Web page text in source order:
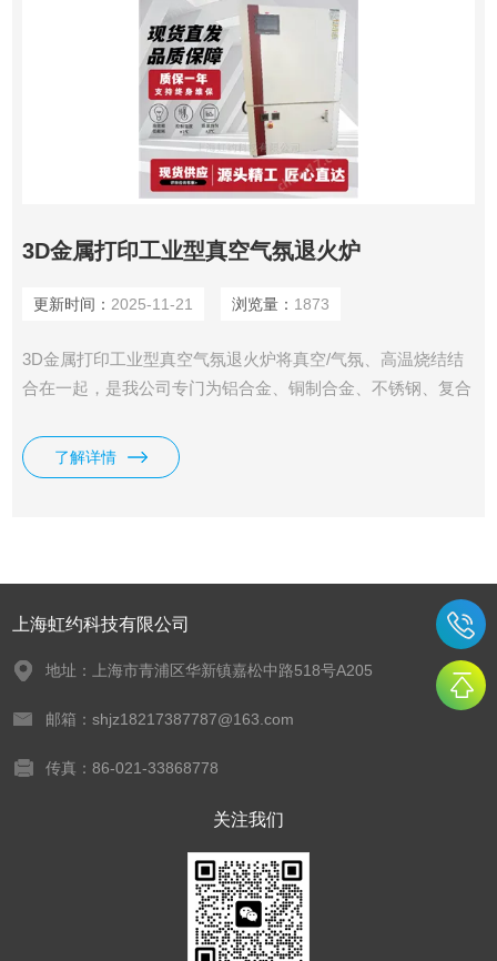
3D金属打印工业型真空气氛退火炉
更新时间： 2025-11-21 浏览量： 1873
3D金属打印工业型真空气氛退火炉将真空/气氛、高温烧结结
合在一起，是我公司专门为铝合金、铜制合金、不锈钢、复合
备具有超高的温场均匀度，精准的控制精度，合理结构及控制
系统设计可以让生产更加安全高效，节省人力及工艺成本、提
了解详情
上海虹约科技有限公司
地址：上海市青浦区华新镇嘉松中路518号A205
邮箱：shjz18217387787@163.com
传真：86-021-33868778
关注我们